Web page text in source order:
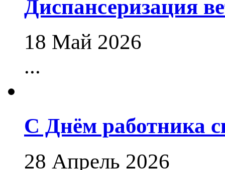
Диспансеризация
18 Май 2026
...
С Днём работника
28 Апрель 2026